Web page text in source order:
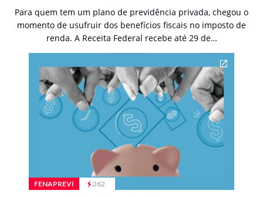
Para quem tem um plano de previdência privada, chegou o
momento de usufruir dos benefícios fiscais no imposto de
renda. A Receita Federal recebe até 29 de…
FENAPREVI 262